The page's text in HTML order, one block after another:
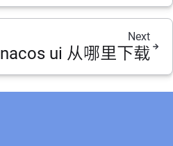
Next
nacos ui 从哪里下载